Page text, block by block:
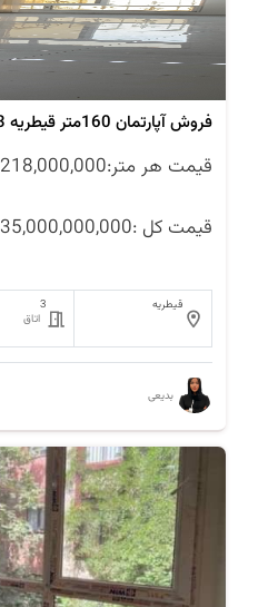
فروش آپارتمان 160متر قیطریه 3خواب
قیمت هر متر:218,000,000
قیمت کل :35,000,000,000
قیطریه
3
اتاق
بدیعی